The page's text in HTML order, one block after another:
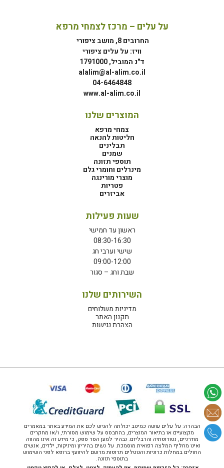
על עלים – מרכז לצמחי מרפא
החרובים 8, מושב ציפורי
וויז: על עלים ציפורי
ד"נ המוביל, 1791000
alalim@al-alim.co.il
04-6464848
www.al-alim.co.il
המוצרים שלנו
צמחי מרפא
חליטות להנאה
תבלינים
שמנים
תוספי תזונה
מינרלים וחומרי גלם
מוצרי מורינגה
פטריות
אביזרים
שעות פעילות
ראשון עד חמישי
08:30-16:30
שישי וערבי חג
09:00-12:00
שבת וחג – סגור
השירותים שלנו
מדיניות משלוחים
תקנון האתר
הצהרת נגישות
הבהרה: על עלים עושה כמיטב יכולתה להגיש לכם את המידע באתר במאמרים
מקצועיים או בתיאור המוצרים, בהתבסס על שימוש מסורתי, ו/או מחקרים
מודרניים, נטורופתיה והרבליזם. נבהיר למען הסר ספק, כי מידע זה אינו מהווה
ואינו מחליף המלצה רפואית מוסמכת. על נשים בהיריון ומיניקות, ילדים, אנשים
החולים במחלות כרוניות והנוטלים תרופות מרשם להיוועץ ברופא לפני השימוש
בתוספי תזונה.